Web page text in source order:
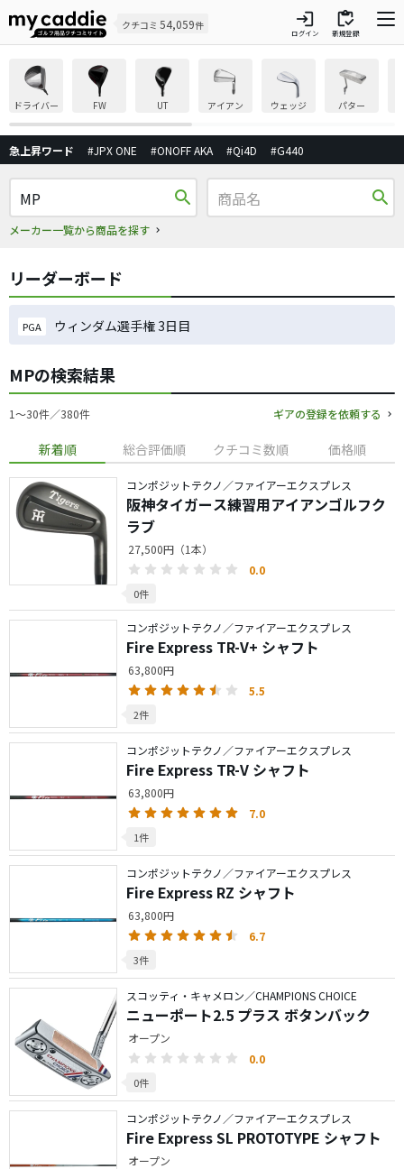
クチコミ 54,059件 login
ログイン
inventory
新規登録
ドライバー FW UT アイアン ウェッジ パター
急上昇ワード #JPX ONE #ONOFF AKA #Qi4D #G440
search
メーカー一覧から商品を探す
search
リーダーボード
PGA ウィンダム選手権 3日目
MPの検索結果
1〜30件／380件 ギアの登録を依頼する
新着順 総合評価順 クチコミ数順 価格順
コンポジットテクノ／ファイアーエクスプレス
阪神タイガース練習用アイアンゴルフク
ラブ
27,500円（1本）
0.0
0件
コンポジットテクノ／ファイアーエクスプレス
Fire Express TR-V+ シャフト
63,800円
5.5
2件
コンポジットテクノ／ファイアーエクスプレス
Fire Express TR-V シャフト
63,800円
7.0
1件
コンポジットテクノ／ファイアーエクスプレス
Fire Express RZ シャフト
63,800円
6.7
3件
スコッティ・キャメロン／CHAMPIONS CHOICE
ニューポート2.5 プラス ボタンバック
オープン
0.0
0件
コンポジットテクノ／ファイアーエクスプレス
Fire Express SL PROTOTYPE シャフト
オープン